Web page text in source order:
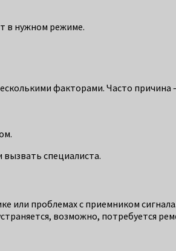
в нужном режиме.
факторами. Часто причина
вызвать специалиста.
проблемах с приемником
возможно, потребуется